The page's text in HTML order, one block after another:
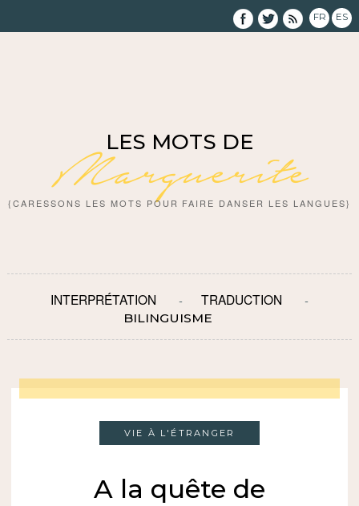
FR ES
LES MOTS DE
Marguerite
{CARESSONS LES MOTS POUR FAIRE DANSER LES LANGUES}
INTERPRÉTATION TRADUCTION
BILINGUISME
VIE À L'ÉTRANGER
A la quête de